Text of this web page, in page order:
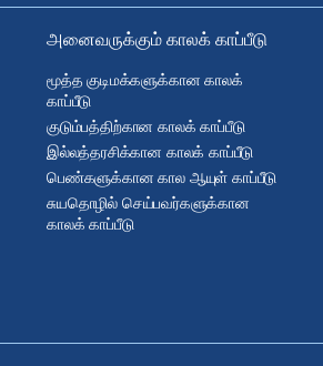
அனைவருக்கும் காலக் காப்பீடு
மூத்த குடிமக்களுக்கான காலக்
காப்பீடு
குடும்பத்திற்கான காலக் காப்பீடு
இல்லத்தரசிக்கான காலக் காப்பீடு
பெண்களுக்கான கால ஆயுள் காப்பீடு
சுயதொழில் செய்பவர்களுக்கான
காலக் காப்பீடு